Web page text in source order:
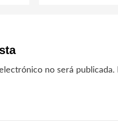
no será publicada.